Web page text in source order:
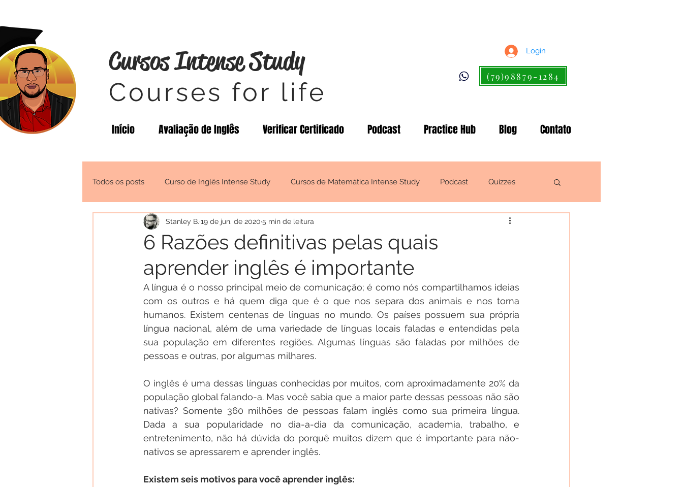
Cursos Intense Study
Courses for life
Login
(79)98879-1284
Início Avaliação de Inglês Verificar Certificado Podcast Practice Hub Blog Contato
Todos os posts Curso de Inglês Intense Study Cursos de Matemática Intense Study Podcast Quizzes
Fala Prof.
6 Razões definitivas pelas quais
aprender inglês é importante
Stanley B. 19 de jun. de 2020 5 min de leitura
A língua é o nosso principal meio de comunicação; é como nós compartilhamos ideias
com os outros e há quem diga que é o que nos separa dos animais e nos torna
humanos. Existem centenas de línguas no mundo. Os países possuem sua própria
língua nacional, além de uma variedade de línguas locais faladas e entendidas pela
sua população em diferentes regiões. Algumas línguas são faladas por milhões de
pessoas e outras, por algumas milhares.
O inglês é uma dessas línguas conhecidas por muitos, com aproximadamente 20% da
população global falando-a. Mas você sabia que a maior parte dessas pessoas não são
nativas? Somente 360 milhões de pessoas falam inglês como sua primeira língua.
Dada a sua popularidade no dia-a-dia da comunicação, academia, trabalho, e
entretenimento, não há dúvida do porquê muitos dizem que é importante para não-
nativos se apressarem e aprender inglês.
Existem seis motivos para você aprender inglês: